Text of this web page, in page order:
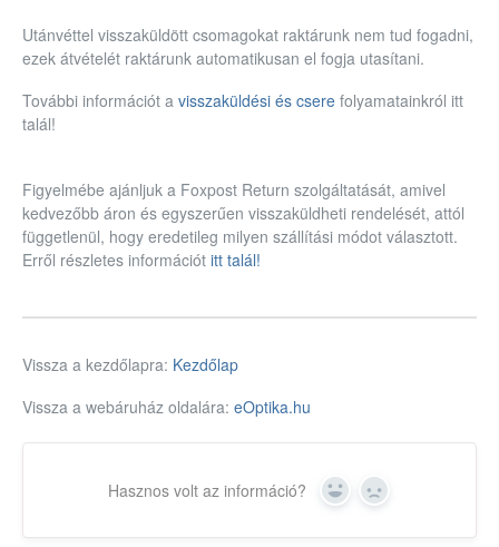
Utánvéttel visszaküldött csomagokat raktárunk nem tud fogadni,
ezek átvételét raktárunk automatikusan el fogja utasítani.
További információt a visszaküldési és csere folyamatainkról itt
talál!
Figyelmébe ajánljuk a Foxpost Return szolgáltatását, amivel
kedvezőbb áron és egyszerűen visszaküldheti rendelését, attól
függetlenül, hogy eredetileg milyen szállítási módot választott.
Erről részletes információt itt talál!
Vissza a kezdőlapra: Kezdőlap
Vissza a webáruház oldalára: eOptika.hu
Hasznos volt az információ? Yes No